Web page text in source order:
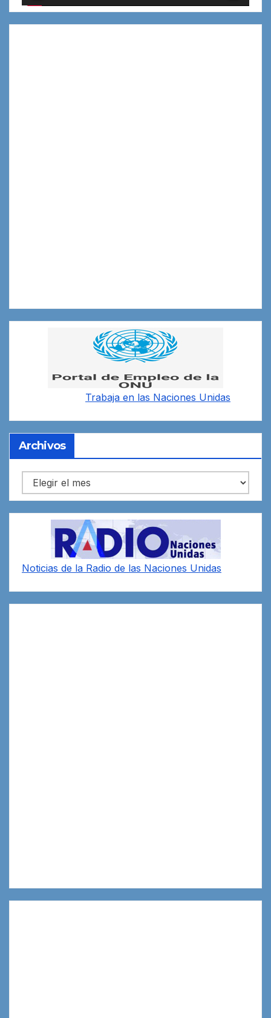
Trabaja en las Naciones Unidas
Archivos
Archivos
Noticias de la Radio de las Naciones Unidas